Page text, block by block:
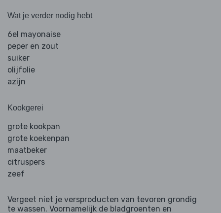
Wat je verder nodig hebt
6el mayonaise
peper en zout
suiker
olijfolie
azijn
Kookgerei
grote kookpan
grote koekenpan
maatbeker
citruspers
zeef
Vergeet niet je versproducten van tevoren grondig
te wassen. Voornamelijk de bladgroenten en